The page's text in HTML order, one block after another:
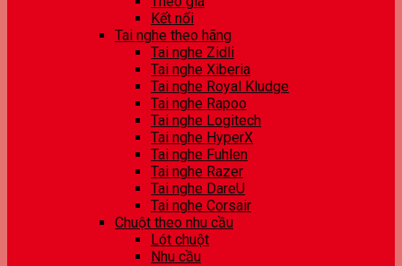
Kết nối
Tai nghe theo hãng
Tai nghe Zidli
Tai nghe Xiberia
Tai nghe Royal Kludge
Tai nghe Rapoo
Tai nghe Logitech
Tai nghe HyperX
Tai nghe Fuhlen
Tai nghe Razer
Tai nghe DareU
Tai nghe Corsair
Chuột theo nhu cầu
Lót chuột
Nhu cầu